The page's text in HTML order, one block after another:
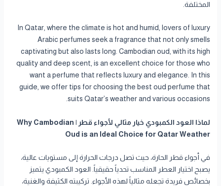
المختلفة.
In Qatar, where the climate is hot and humid, lovers of luxury
Arabic perfumes seek a fragrance that not only smells
captivating but also lasts long. Cambodian oud, with its high
quality and deep scent, is an excellent choice for those who
want a perfume that reflects luxury and elegance. In this
guide, we offer tips for choosing the best oud perfume that
suits Qatar’s weather and various occasions.
لماذا العود الكمبودي خيار مثالي لأجواء قطر | Why Cambodian
Oud is an Ideal Choice for Qatar Weather
في أجواء قطر الحارة، حيث تصل درجات الحرارة إلى مستويات عالية،
يصبح اختيار العطر المناسب تحدياً حقيقياً. العود الكمبودي يتميز
بخصائص فريدة تجعله مثالياً لهذه الأجواء. تركيبته الكثيفة والغنية،